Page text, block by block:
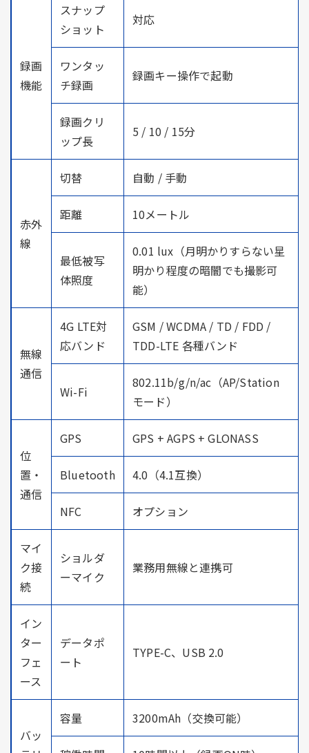
録画
機能
スナップ
ショット
対応
ワンタッ
チ録画
録画キー操作で起動
録画クリ
ップ長
5 / 10 / 15分
赤外
線
切替 自動 / 手動
距離 10メートル
最低被写
体照度
0.01 lux（月明かりすらない星
明かり程度の暗闇でも撮影可
能）
無線
通信
4G LTE対
応バンド
GSM / WCDMA / TD / FDD /
TDD-LTE 各種バンド
Wi-Fi
802.11b/g/n/ac（AP/Station
モード）
位
置・
通信
GPS GPS + AGPS + GLONASS
Bluetooth 4.0（4.1互換）
NFC オプション
マイ
ク接
続
ショルダ
ーマイク
業務用無線と連携可
イン
ター
フェ
ース
データポ
ート
TYPE-C、USB 2.0
バッ
容量 3200mAh（交換可能）